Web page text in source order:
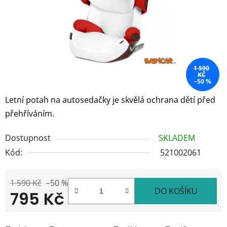
Letní potah na autosedačky je skvělá ochrana dětí před
přehříváním.
Dostupnost
SKLADEM
Kód:
521002061
1 590 Kč –50 %
795 Kč DO KOŠÍKU
1 590
KČ
–50 %